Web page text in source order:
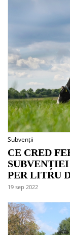
Subvenții
CE CRED
PER LITRU
19 sep 2022